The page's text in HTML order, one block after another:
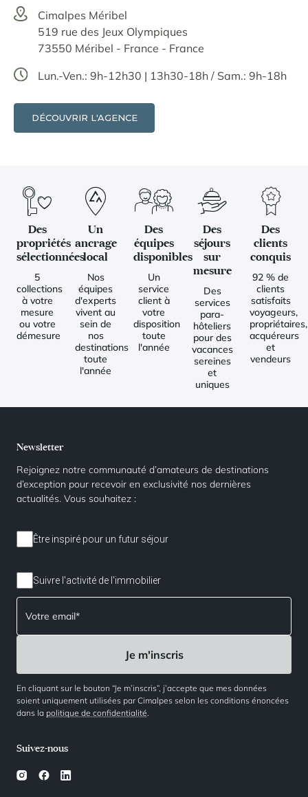
Cimalpes Méribel
519 rue des Jeux Olympiques
73550 Méribel - France - France
Lun.-Ven.: 9h-12h30 | 13h30-18h / Sam.: 9h-18h
DÉCOUVRIR L'AGENCE
Des
propriétés
sélectionnées
5
collections
à votre
mesure
ou votre
démesure
Un
ancrage
local
Nos
équipes
d'experts
vivent au
sein de
nos
destinations
toute
l'année
Des
équipes
disponibles
Un
service
client à
votre
disposition
toute
l'année
Des
séjours
sur
mesure
Des
services
para-
hôteliers
pour des
vacances
sereines
et
uniques
Des
clients
conquis
92 % de
clients
satisfaits
voyageurs,
propriétaires,
acquéreurs
et
vendeurs
Suivez-nous
Newsletter
Rejoignez notre communauté d’amateurs de destinations
d’exception pour recevoir en exclusivité nos dernières
actualités. Vous souhaitez :
Être inspiré pour un futur séjour
Suivre l'activité de l'immobilier
En cliquant sur le bouton “Je m’inscris”, j’accepte que mes données
soient uniquement utilisées par Cimalpes selon les conditions énoncées
dans la politique de confidentialité.